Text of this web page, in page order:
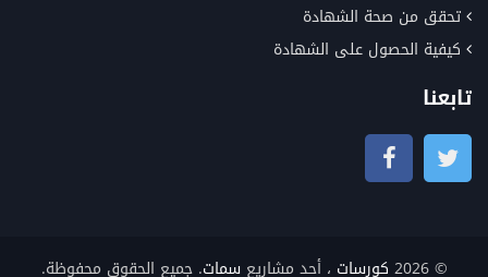
تحقق من صحة الشهادة
كيفية الحصول على الشهادة
تابعنا
© 2026 كورسات ، أحد مشاريعسمات. جميع الحقوق محفوظة.